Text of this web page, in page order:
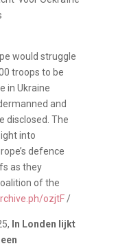
would struggle
troops to be
in Ukraine
and
disclosed. The
into
defence
as they
of the
ozjtF/
In Londen lijkt